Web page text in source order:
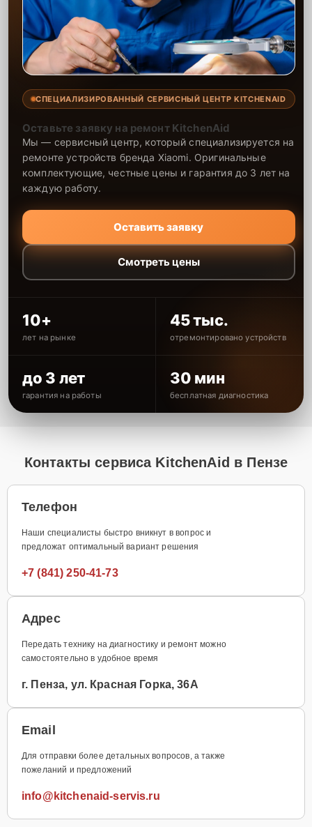
СПЕЦИАЛИЗИРОВАННЫЙ СЕРВИСНЫЙ ЦЕНТР KITCHENAID
Оставьте заявку на ремонт KitchenAid
Мы — сервисный центр, который специализируется на
ремонте устройств бренда Xiaomi. Оригинальные
комплектующие, честные цены и гарантия до 3 лет на
каждую работу.
Оставить заявку
Смотреть цены
10+
лет на рынке
45 тыс.
отремонтировано устройств
до 3 лет
гарантия на работы
30 мин
бесплатная диагностика
Контакты сервиса KitchenAid в Пензе
Телефон
Наши специалисты быстро вникнут в вопрос и
предложат оптимальный вариант решения
+7 (841) 250-41-73
Адрес
Передать технику на диагностику и ремонт можно
самостоятельно в удобное время
г. Пенза, ул. Красная Горка, 36А
Email
Для отправки более детальных вопросов, а также
пожеланий и предложений
info@kitchenaid-servis.ru